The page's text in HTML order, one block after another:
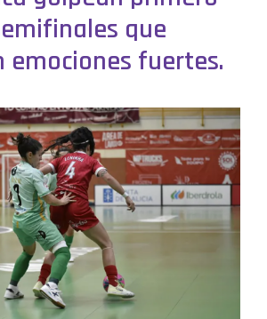
que
emociones fuertes.